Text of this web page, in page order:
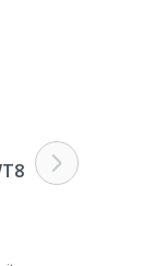
1507742
Suevia